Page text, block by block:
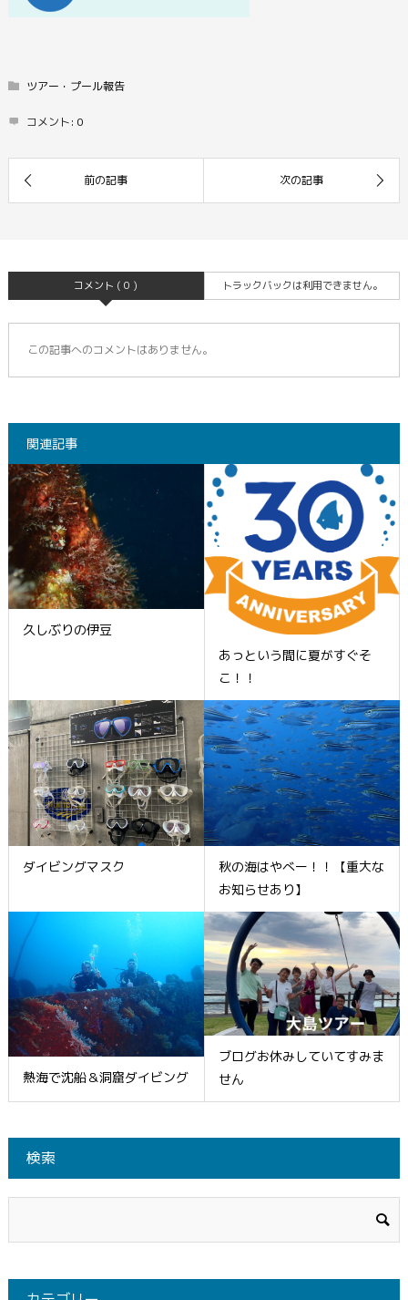
ツアー・プール報告
コメント: 0
コメント ( 0 ) トラックバックは利用できません。
この記事へのコメントはありません。
関連記事
久しぶりの伊豆
あっという間に夏がすぐそ
こ！！
ダイビングマスク
秋の海はやべー！！【重大な
お知らせあり】
熱海で沈船＆洞窟ダイビング
ブログお休みしていてすみま
せん
検索